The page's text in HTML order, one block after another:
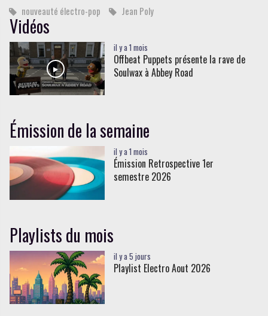
nouveauté électro-pop Jean Poly
Vidéos
il y a 1 mois
Offbeat Puppets présente la rave de
Soulwax à Abbey Road
Émission de la semaine
il y a 1 mois
Émission Retrospective 1er
semestre 2026
Playlists du mois
il y a 5 jours
Playlist Electro Aout 2026